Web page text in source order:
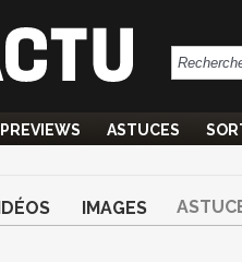
PREVIEWS ASTUCES
IMAGES